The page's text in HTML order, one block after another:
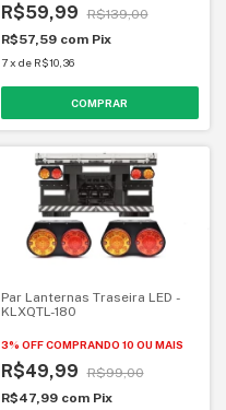
R$59,99
R$139,00
R$57,59 com Pix
7 x de R$10,36
COMPRAR
Par Lanternas Traseira LED -
KLXQTL-180
3% OFF COMPRANDO 10 OU MAIS
R$49,99
R$99,00
R$47,99 com Pix